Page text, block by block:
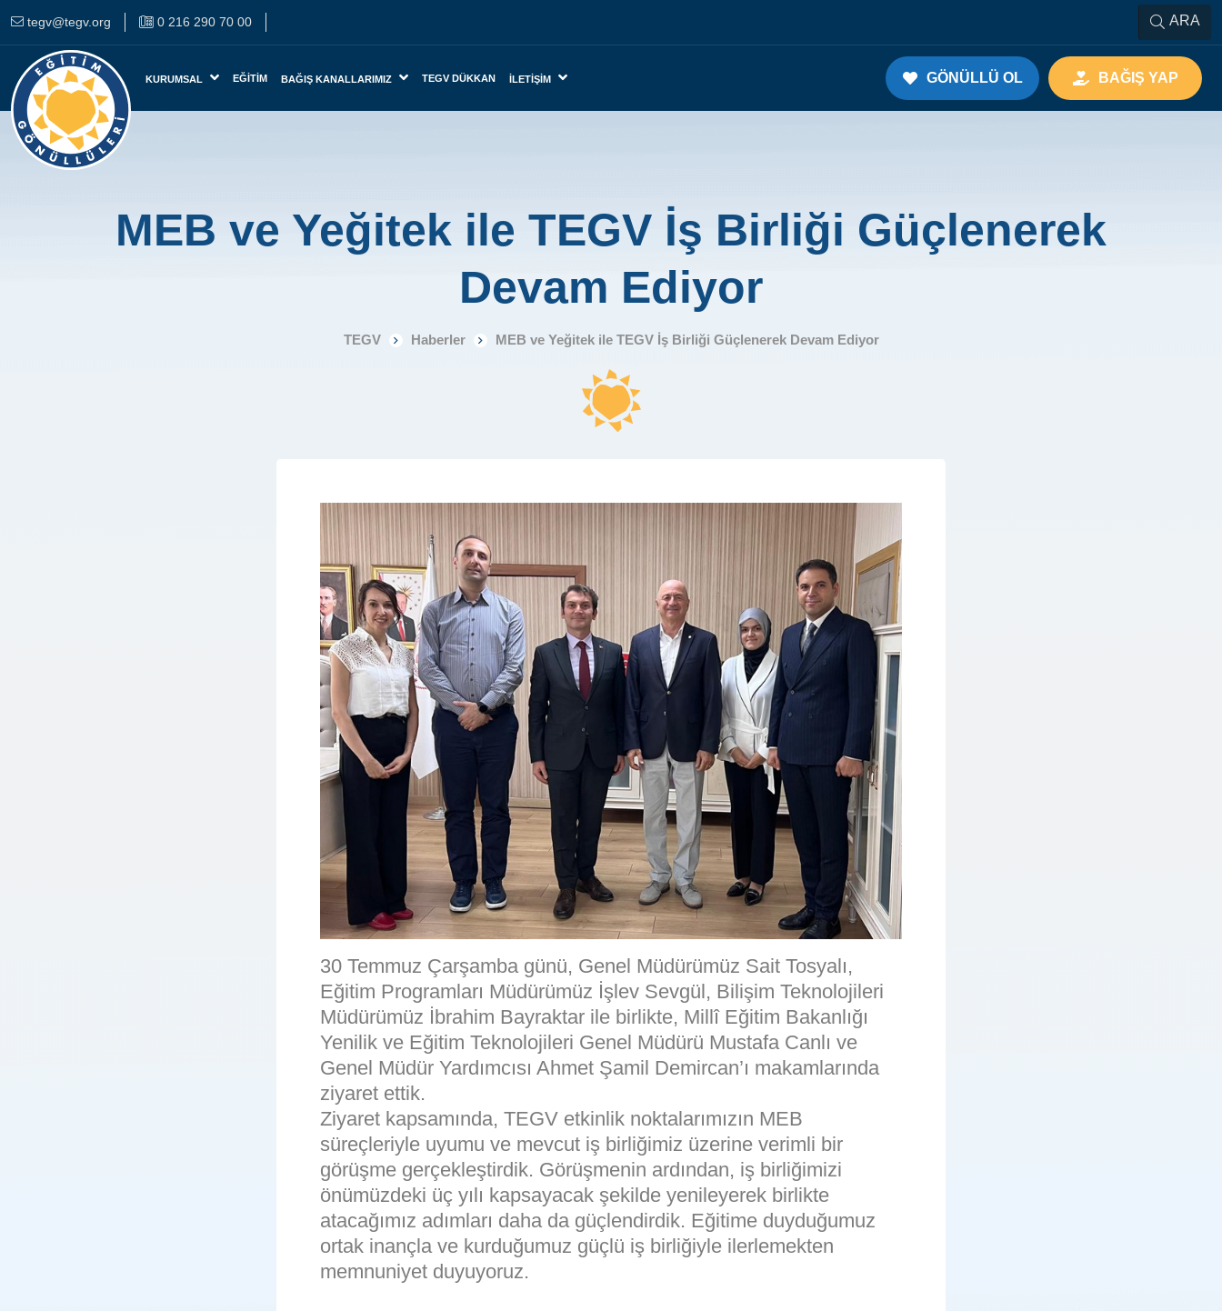
tegv@tegv.org 0 216 290 70 00 ARA
KURUMSAL EĞITIM BAĞIŞ KANALLARIMIZ TEGV DÜKKAN İLETIŞIM GÖNÜLLÜ OL BAĞIŞ YAP
MEB ve Yeğitek ile TEGV İş Birliği Güçlenerek
Devam Ediyor
TEGV Haberler MEB ve Yeğitek ile TEGV İş Birliği Güçlenerek Devam Ediyor
30 Temmuz Çarşamba günü, Genel Müdürümüz Sait Tosyalı,
Eğitim Programları Müdürümüz İşlev Sevgül, Bilişim Teknolojileri
Müdürümüz İbrahim Bayraktar ile birlikte, Millî Eğitim Bakanlığı
Yenilik ve Eğitim Teknolojileri Genel Müdürü Mustafa Canlı ve
Genel Müdür Yardımcısı Ahmet Şamil Demircan’ı makamlarında
ziyaret ettik.
Ziyaret kapsamında, TEGV etkinlik noktalarımızın MEB
süreçleriyle uyumu ve mevcut iş birliğimiz üzerine verimli bir
görüşme gerçekleştirdik. Görüşmenin ardından, iş birliğimizi
önümüzdeki üç yılı kapsayacak şekilde yenileyerek birlikte
atacağımız adımları daha da güçlendirdik. Eğitime duyduğumuz
ortak inançla ve kurduğumuz güçlü iş birliğiyle ilerlemekten
memnuniyet duyuyoruz.